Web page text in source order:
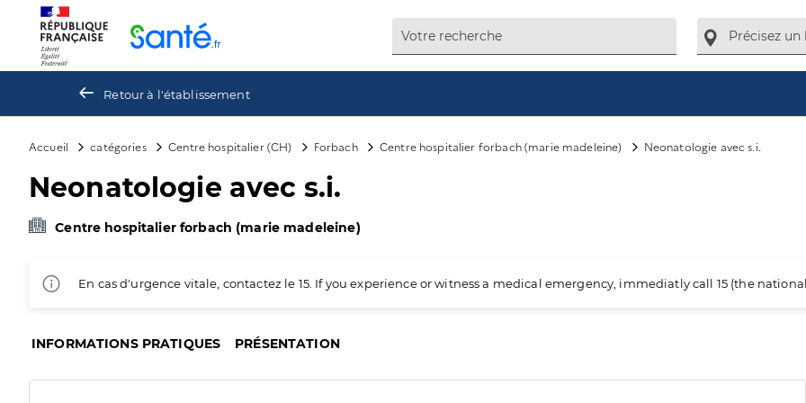
Retour à l'établissement
Accueil catégories Centre hospitalier (CH) Forbach Centre hospitalier forbach (marie madeleine) Neonatologie avec s.i.
Neonatologie avec s.i.
Centre hospitalier forbach (marie madeleine)
En cas d'urgence vitale, contactez le 15. If you experience or witness a medical emergency, immediatly call 15 (the
INFORMATIONS PRATIQUES PRÉSENTATION
Panneau de gestion des cookies